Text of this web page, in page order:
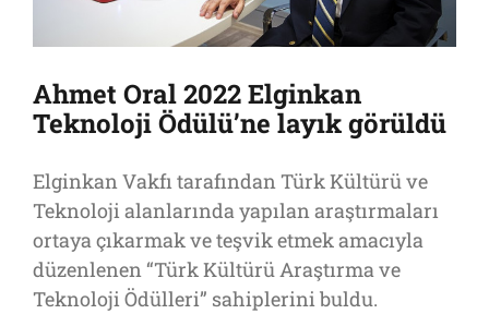
Ahmet Oral 2022 Elginkan
Teknoloji Ödülü’ne layık görüldü
Elginkan Vakfı tarafından Türk Kültürü ve
Teknoloji alanlarında yapılan araştırmaları
ortaya çıkarmak ve teşvik etmek amacıyla
düzenlenen “Türk Kültürü Araştırma ve
Teknoloji Ödülleri” sahiplerini buldu.